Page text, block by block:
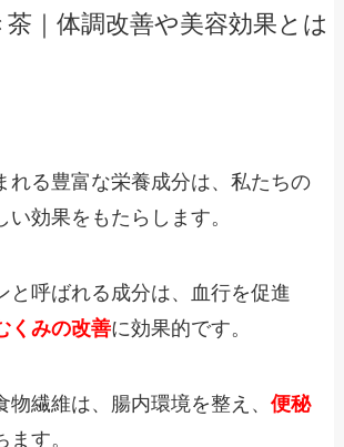
｜体調改善や美容効果とは
れる豊富な栄養成分は、私たちの
い効果をもたらします。
と呼ばれる成分は、血行を促進
くみの改善に効果的です。
物繊維は、腸内環境を整え、便秘
ます。